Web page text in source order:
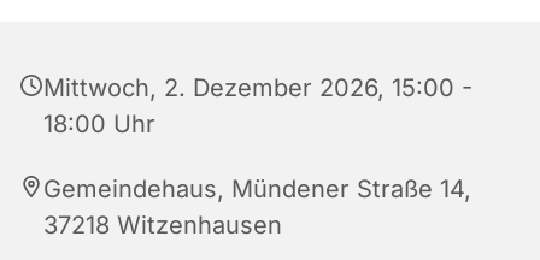
Mittwoch, 2. Dezember 2026, 15:00 -
18:00 Uhr
Gemeindehaus, Mündener Straße 14,
37218 Witzenhausen